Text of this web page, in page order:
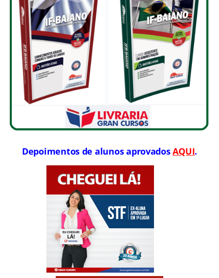
Depoimentos de alunos aprovadosAQUI.